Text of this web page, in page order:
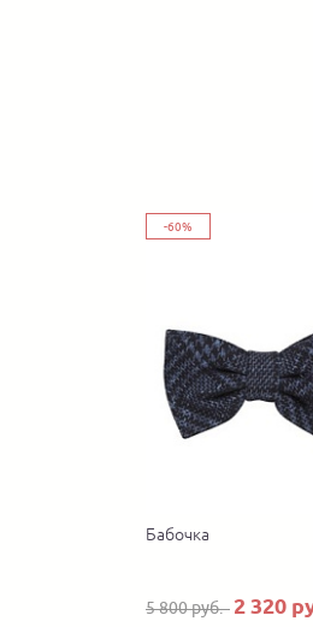
-60%
Бабочка
5 800 руб. 2 320